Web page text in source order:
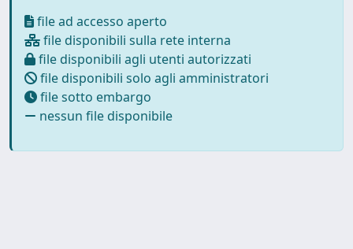
file ad accesso aperto
file disponibili sulla rete interna
file disponibili agli utenti autorizzati
file disponibili solo agli amministratori
file sotto embargo
nessun file disponibile